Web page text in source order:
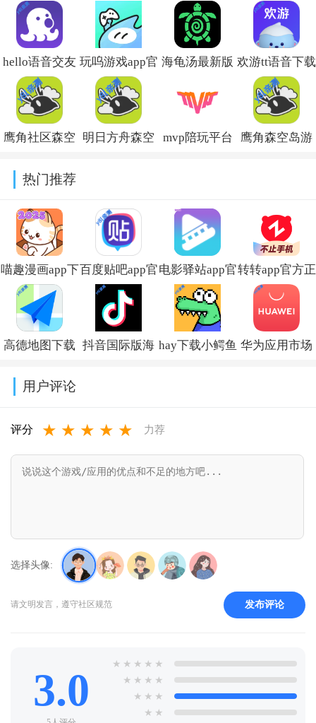
hello语音交友
软件v7.98.0
玩呜游戏app官
方2026最新版
v2.7.18
海龟汤最新版
本v7.17.15
欢游tt语音下载
最新版本
v2.79.5-19132
鹰角社区森空
明日方舟森空 mvp陪玩平台 鹰角森空岛游
热门推荐
喵趣漫画app下
载小说免费安
装v5.0.0
百度贴吧app官
方下载
v22.5.1.0
电影驿站app官
方最新版本免
费下载v2.0.0
转转app官方正
版下载2026最
新版本v12.6.0
高德地图下载
v16.13.0.2011
抖音国际版海 hay下载小鳄鱼 华为应用市场
用户评论
评分 ★ ★ ★ ★ ★ 力荐
选择头像:
请文明发言，遵守社区规范 发布评论
3.0
★ ★ ★ ★ ★
★ ★ ★ ★
★ ★ ★
★ ★